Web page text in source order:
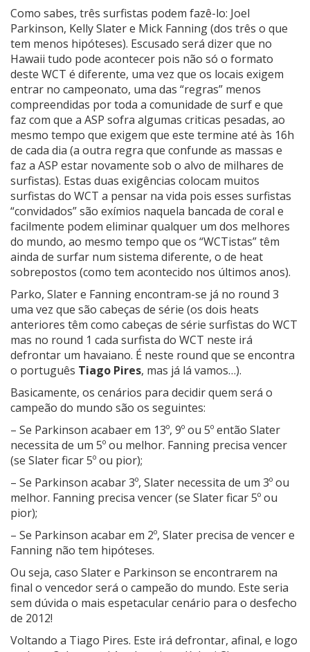
Como sabes, três surfistas podem fazê-lo: Joel
Parkinson, Kelly Slater e Mick Fanning (dos três o que
tem menos hipóteses). Escusado será dizer que no
Hawaii tudo pode acontecer pois não só o formato
deste WCT é diferente, uma vez que os locais exigem
entrar no campeonato, uma das “regras” menos
compreendidas por toda a comunidade de surf e que
faz com que a ASP sofra algumas criticas pesadas, ao
mesmo tempo que exigem que este termine até às 16h
de cada dia (a outra regra que confunde as massas e
faz a ASP estar novamente sob o alvo de milhares de
surfistas). Estas duas exigências colocam muitos
surfistas do WCT a pensar na vida pois esses surfistas
“convidados” são exímios naquela bancada de coral e
facilmente podem eliminar qualquer um dos melhores
do mundo, ao mesmo tempo que os “WCTistas” têm
ainda de surfar num sistema diferente, o de heat
sobrepostos (como tem acontecido nos últimos anos).
Parko, Slater e Fanning encontram-se já no round 3
uma vez que são cabeças de série (os dois heats
anteriores têm como cabeças de série surfistas do WCT
mas no round 1 cada surfista do WCT neste irá
defrontar um havaiano. É neste round que se encontra
o português Tiago Pires, mas já lá vamos…).
Basicamente, os cenários para decidir quem será o
campeão do mundo são os seguintes:
– Se Parkinson acabaer em 13º, 9º ou 5º então Slater
necessita de um 5º ou melhor. Fanning precisa vencer
(se Slater ficar 5º ou pior);
– Se Parkinson acabar 3º, Slater necessita de um 3º ou
melhor. Fanning precisa vencer (se Slater ficar 5º ou
pior);
– Se Parkinson acabar em 2º, Slater precisa de vencer e
Fanning não tem hipóteses.
Ou seja, caso Slater e Parkinson se encontrarem na
final o vencedor será o campeão do mundo. Este seria
sem dúvida o mais espetacular cenário para o desfecho
de 2012!
Voltando a Tiago Pires. Este irá defrontar, afinal, e logo